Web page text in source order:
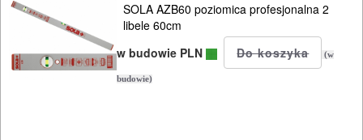
optyczna
Kamery
SOLA AZB60 poziomica profesjonalna 2
libele 60cm
w budowie PLN
(w
budowie)